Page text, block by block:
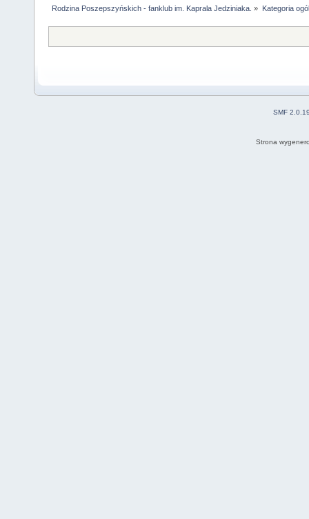
Rodzina Poszepszyńskich - fanklub im. Kaprala Jedziniaka. » Kategoria
SMF
Strona